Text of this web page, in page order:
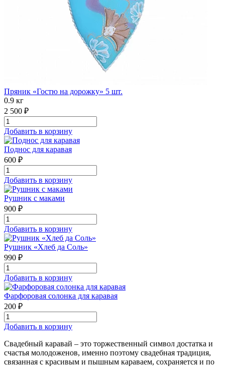
Пряник «Гостю на дорожку» 5 шт.
0.9 кг
2 500 ₽
Добавить в корзину
Поднос для каравая
600 ₽
Добавить в корзину
Рушник с маками
900 ₽
Добавить в корзину
Рушник «Хлеб да Соль»
990 ₽
Добавить в корзину
Фарфоровая солонка для каравая
200 ₽
Добавить в корзину
Свадебный каравай – это торжественный символ достатка и
счастья молодоженов, именно поэтому свадебная традиция,
связанная с красивым и пышным караваем, сохраняется и по